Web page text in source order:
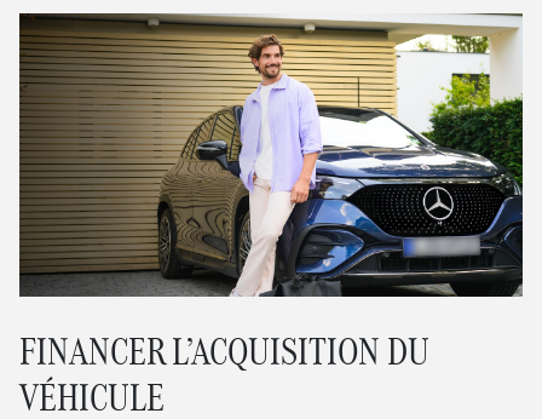
FINANCER L’ACQUISITION DU
VÉHICULE